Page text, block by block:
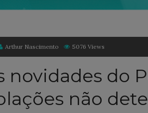
Arthur Nascimento 5076 Views
novidades do
não